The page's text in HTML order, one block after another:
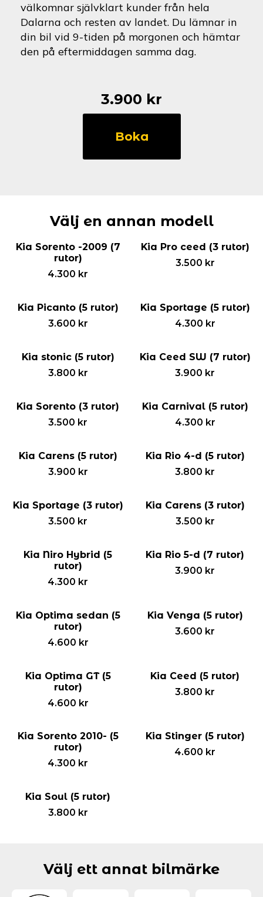
välkomnar självklart kunder från hela
Dalarna och resten av landet. Du lämnar in
din bil vid 9-tiden på morgonen och hämtar
den på eftermiddagen samma dag.
3.900 kr
Kia
Sportsvagon
rutor)
Boka
Välj en annan modell
Kia Sorento -2009 (7
rutor)
4.300 kr
Kia Pro ceed (3 rutor)
3.500 kr
Kia Picanto (5 rutor)
3.600 kr
Kia Sportage (5 rutor)
4.300 kr
Kia stonic (5 rutor)
3.800 kr
Kia Ceed SW (7 rutor)
3.900 kr
Kia Sorento (3 rutor)
3.500 kr
Kia Carnival (5 rutor)
4.300 kr
Kia Carens (5 rutor)
3.900 kr
Kia Rio 4-d (5 rutor)
3.800 kr
Kia Sportage (3 rutor)
3.500 kr
Kia Carens (3 rutor)
3.500 kr
Kia Niro Hybrid (5
rutor)
4.300 kr
Kia Rio 5-d (7 rutor)
3.900 kr
Kia Optima sedan (5
rutor)
4.600 kr
Kia Venga (5 rutor)
3.600 kr
Kia Optima GT (5
rutor)
4.600 kr
Kia Ceed (5 rutor)
3.800 kr
Kia Sorento 2010- (5
rutor)
4.300 kr
Kia Stinger (5 rutor)
4.600 kr
Kia Soul (5 rutor)
3.800 kr
Välj ett annat bilmärke